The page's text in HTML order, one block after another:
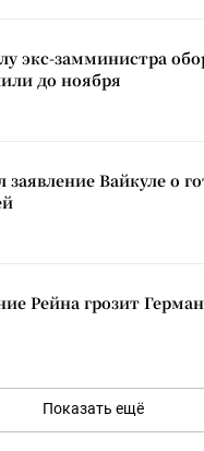
экс-замминистра
до ноября
Вайкуле о
Рейна грозит
Показать ещё